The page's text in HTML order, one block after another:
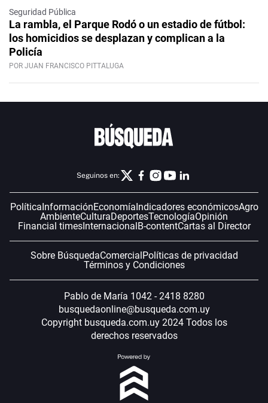
Seguridad Pública
La rambla, el Parque Rodó o un estadio de fútbol:
los homicidios se desplazan y complican a la
Policía
POR JUAN FRANCISCO PITTALUGA
Seguinos en:
PolíticaInformaciónEconomíaIndicadores económicosAgro
AmbienteCulturaDeportesTecnologíaOpinión
Financial timesInternacionalB-contentCartas al Director
Sobre BúsquedaComercialPolíticas de privacidad
Términos y Condiciones
Pablo de María 1042 - 2418 8280
busquedaonline@busqueda.com.uy
Copyright busqueda.com.uy 2024 Todos los
derechos reservados